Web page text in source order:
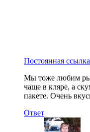
Постоянная ссылка
Мы тоже любим
чаще в кляре, а
пакете. Очень
Ответ